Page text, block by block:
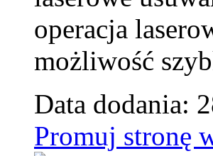
operacja
możliwość
Data dodania:
Promuj stronę